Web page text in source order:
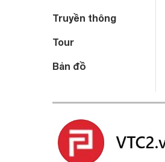
Truyền thông
Tour
Bản đồ